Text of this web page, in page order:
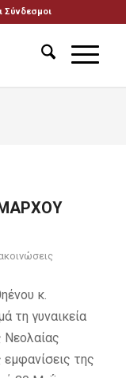
Σύνδεσμοι
κ.
τη γυναικεία
Νεολαίας
εμφανίσεις της